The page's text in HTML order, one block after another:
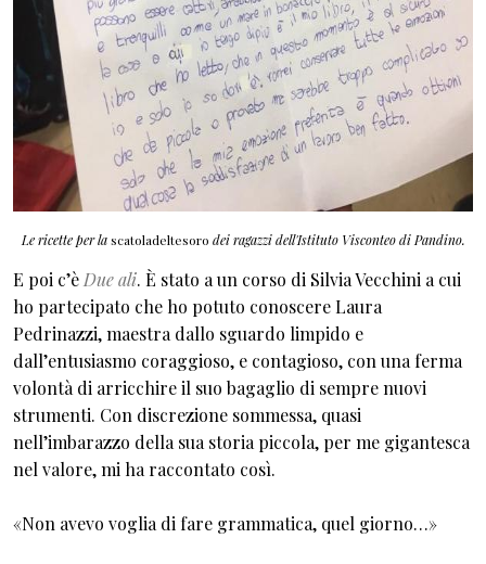
Le ricette per lascatoladeltesoro dei ragazzi dell'Istituto Visconteo di Pandino.
E poi c’è Due ali. È stato a un corso di Silvia Vecchini a cui
ho partecipato che ho potuto conoscere Laura
Pedrinazzi, maestra dallo sguardo limpido e
dall’entusiasmo coraggioso, e contagioso, con una ferma
volontà di arricchire il suo bagaglio di sempre nuovi
strumenti. Con discrezione sommessa, quasi
nell’imbarazzo della sua storia piccola, per me gigantesca
nel valore, mi ha raccontato così.
«Non avevo voglia di fare grammatica, quel giorno…»